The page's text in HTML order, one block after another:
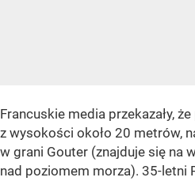
Francuskie media przekazały,
z wysokości około 20 metrów,
w grani Gouter (znajduje się na
nad poziomem morza). 35-letni